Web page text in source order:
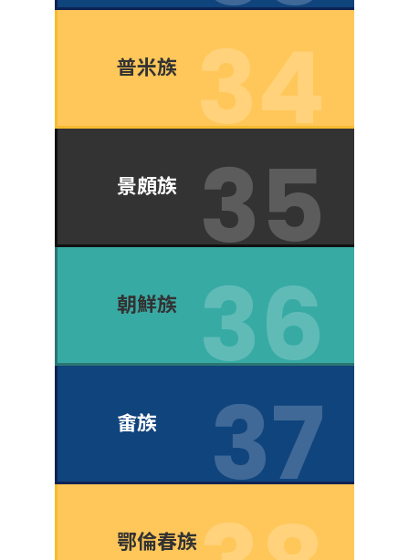
普米族
景頗族
朝鮮族
畬族
鄂倫春族